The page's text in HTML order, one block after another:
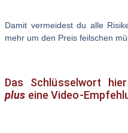
Damit vermeidest du alle
mehr um den Preis feilschen
Das Schlüsselwort
plus eine Video-